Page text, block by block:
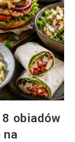
obiadów
na